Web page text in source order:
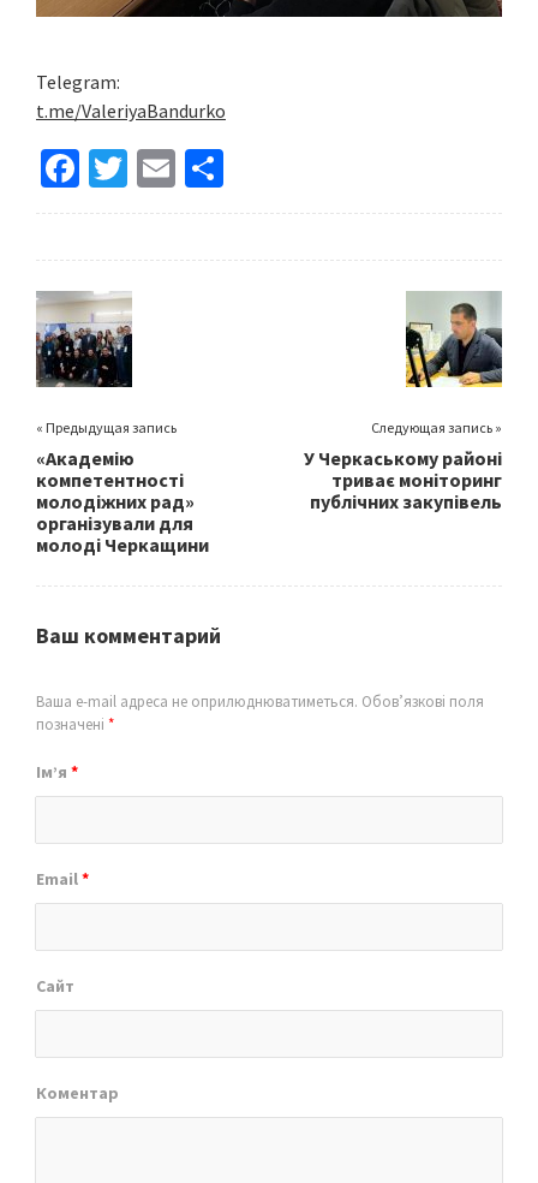
Telegram:
t.me/ValeriyaBandurko
Fa
ce
o
o
k
T
wi
er
E
m h
« Предыдущая запись
«Академію
компетентності
молодіжних рад»
організували для
молоді Черкащини
Следующая запись »
У Черкаському районі
триває моніторинг
публічних закупівель
Ваш комментарий
Ваша e-mail адреса не оприлюднюватиметься. Обов’язкові поля
позначені *
Ім’я *
Email*
Сайт
Коментар